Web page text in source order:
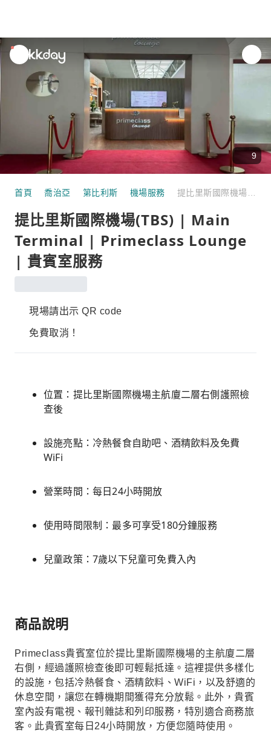
unread
notifications
9
首頁 喬治亞 第比利斯 機場服務
提比里斯國際機場(TBS) | Main
Terminal | Primeclass Lounge
| 貴賓室服務
現場請出示 QR code
免費取消！
位置：提比里斯國際機場主航廈二層右側護照檢
查後
設施亮點：冷熱餐食自助吧、酒精飲料及免費
WiFi
營業時間：每日24小時開放
使用時間限制：最多可享受180分鐘服務
兒童政策：7歲以下兒童可免費入內
商品說明
Primeclass貴賓室位於提比里斯國際機場的主航廈二層
右側，經過護照檢查後即可輕鬆抵達。這裡提供多樣化
的設施，包括冷熱餐食、酒精飲料、WiFi，以及舒適的
休息空間，讓您在轉機期間獲得充分放鬆。此外，貴賓
室內設有電視、報刊雜誌和列印服務，特別適合商務旅
客。此貴賓室每日24小時開放，方便您隨時使用。